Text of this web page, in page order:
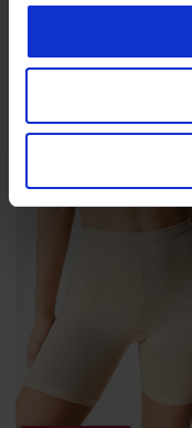
Sleva
120 KčPůvodní cena
399 Kč